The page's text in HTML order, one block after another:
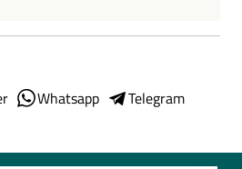
Whatsapp
Telegram